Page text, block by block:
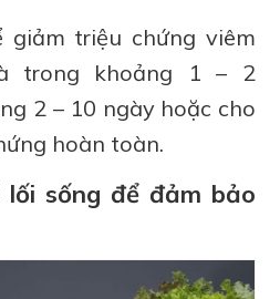
giảm triệu chứng viêm
trong khoảng 1 – 2
2 – 10 ngày hoặc cho
hoàn toàn.
sống để đảm bảo